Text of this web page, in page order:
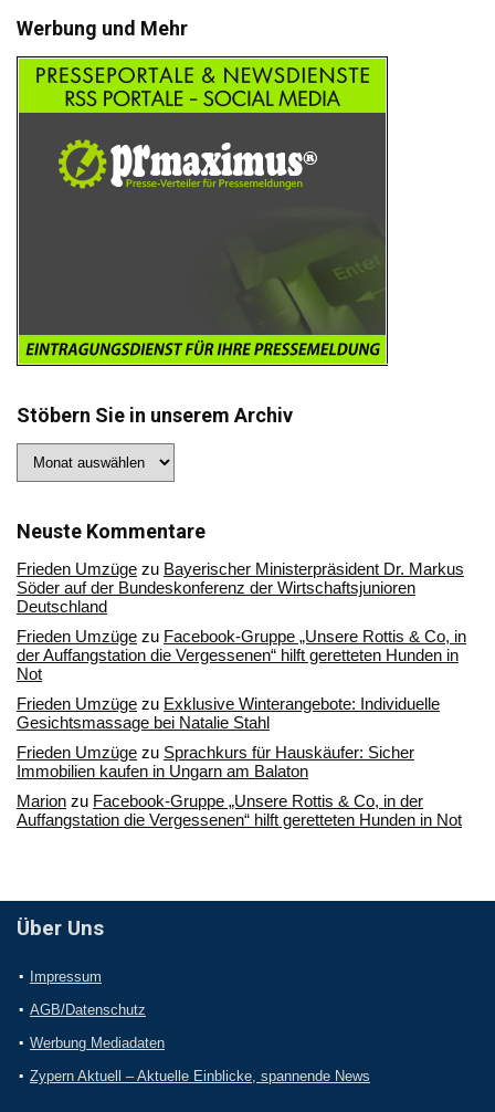
Werbung und Mehr
Stöbern Sie in unserem Archiv
Sie
Archiv
Neuste Kommentare
Frieden Umzüge zu Bayerischer Ministerpräsident Dr. Markus
Söder auf der Bundeskonferenz der Wirtschaftsjunioren
Deutschland
Frieden Umzüge zu Facebook-Gruppe „Unsere Rottis & Co, in
der Auffangstation die Vergessenen“ hilft geretteten Hunden in
Not
Frieden Umzüge zu Exklusive Winterangebote: Individuelle
Gesichtsmassage bei Natalie Stahl
Frieden Umzüge zu Sprachkurs für Hauskäufer: Sicher
Immobilien kaufen in Ungarn am Balaton
Marion zu Facebook-Gruppe „Unsere Rottis & Co, in der
Auffangstation die Vergessenen“ hilft geretteten Hunden in Not
Über Uns
Impressum
AGB/Datenschutz
Werbung Mediadaten
Zypern Aktuell – Aktuelle Einblicke, spannende News